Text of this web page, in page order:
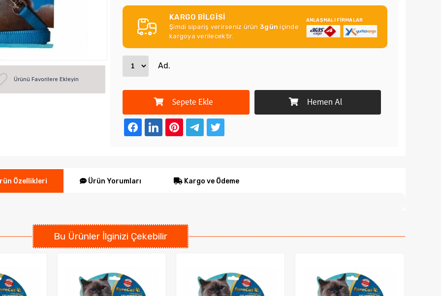
Ürünü Favorilere Ekleyin
KARGO BİLGİSİ
Şimdi sipariş verirseniz ürün 3gün içinde
kargoya verilecektir.
ANLAŞMALI FİRMALAR
Ad.
Sepete Ekle Hemen Al
Özellikleri Ürün Yorumları Kargo ve Ödeme
Bu Ürünler İlginizi Çekebilir